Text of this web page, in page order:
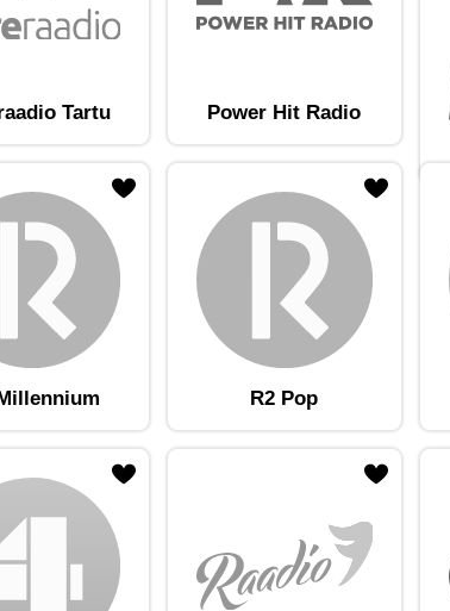
Tartu Power Hit Radio
R2 Pop
lemmikute hulkaLisa raadiojaam lemmikute hulka
lemmikute hulkaLisa raadiojaam lemmikute hulka